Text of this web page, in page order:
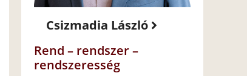
Csizmadia László
Rend – rendszer –
rendszeresség